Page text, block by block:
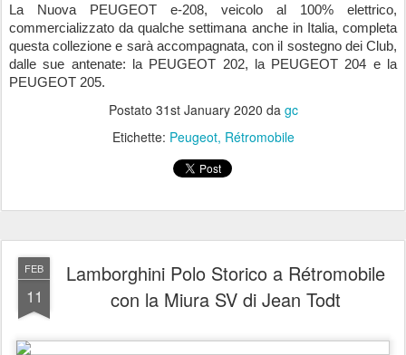
La Nuova PEUGEOT e-208, veicolo al 100% elettrico,
commercializzato da qualche settimana anche in Italia, completa
questa collezione e sarà accompagnata, con il sostegno dei Club,
dalle sue antenate: la PEUGEOT 202, la PEUGEOT 204 e la
PEUGEOT 205.
Postato 31st January 2020 da gc
Etichette: Peugeot Rétromobile
FEB
11
Lamborghini Polo Storico a Rétromobile
con la Miura SV di Jean Todt